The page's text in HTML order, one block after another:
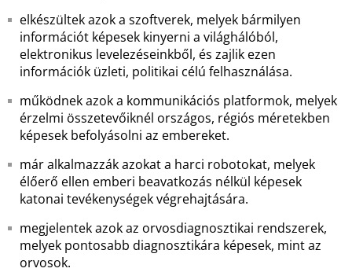
elkészültek azok a szoftverek, melyek bármilyen
információt képesek kinyerni a világhálóból,
elektronikus levelezéseinkből, és zajlik ezen
információk üzleti, politikai célú felhasználása.
működnek azok a kommunikációs platformok, melyek
érzelmi összetevőiknél országos, régiós méretekben
képesek befolyásolni az embereket.
már alkalmazzák azokat a harci robotokat, melyek
élőerő ellen emberi beavatkozás nélkül képesek
katonai tevékenységek végrehajtására.
megjelentek azok az orvosdiagnosztikai rendszerek,
melyek pontosabb diagnosztikára képesek, mint az
orvosok.